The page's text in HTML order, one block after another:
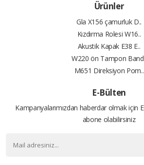
Ürünler
Gla X156 çamurluk D..
Kızdırma Rolesi W16..
Akustik Kapak E38 E..
W220 ön Tampon
M651 Direksiyon Pom..
E-Bülten
Kampanyalarımızdan haberdar olmak için
abone olabilirsiniz